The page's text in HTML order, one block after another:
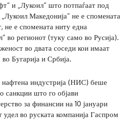
и „Лукоил“ што потпаѓаат под
Македонија“ не е спомената
не е спомената ниту една
во регионот (туку само во Русија).
во двата соседи кои имаат
Бугарија и Србија.
индустрија (НИС) беше
санкции што го објави
за финансии на 10 јануари
во руската компанија Гаспром